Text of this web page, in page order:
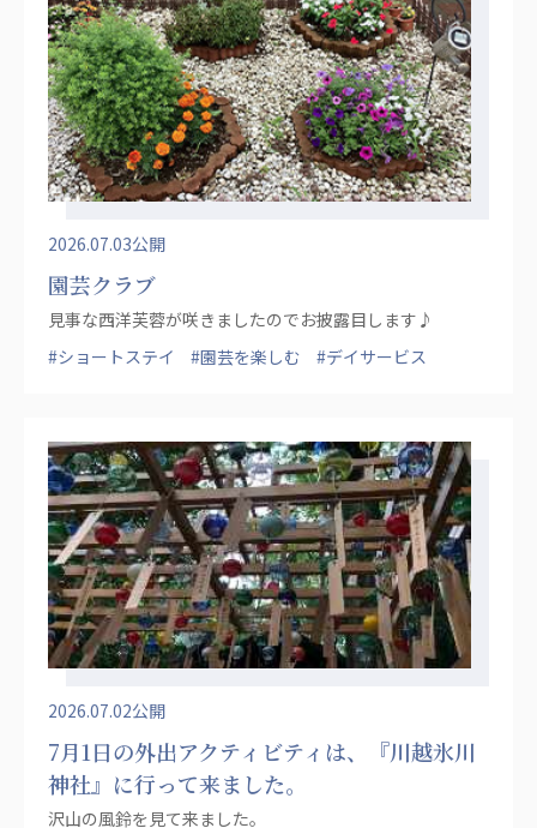
2026.07.03公開
園芸クラブ
見事な西洋芙蓉が咲きましたのでお披露目します♪
#ショートステイ
#園芸を楽しむ #デイサービス
2026.07.02公開
7月1日の外出アクティビティは、『川越氷川
神社』に行って来ました。
沢山の風鈴を見て来ました。